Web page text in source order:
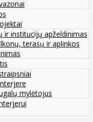
ir institucijų apželdinimas
terasų ir aplinkos
mylėtojus